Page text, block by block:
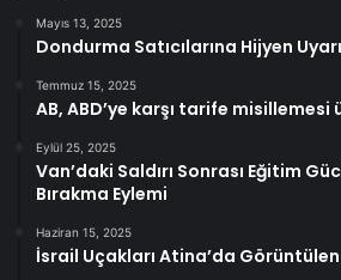
Mayıs 13, 2025
Dondurma Satıcılarına Hijyen
Temmuz 15, 2025
AB, ABD’ye karşı tarife misillemesi
Eylül 25, 2025
Van’daki Saldırı Sonrası Eğitim
Bırakma Eylemi
Haziran 15, 2025
İsrail Uçakları Atina’da